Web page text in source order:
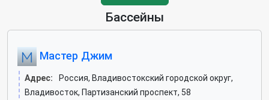
Бассейны
Мастер Джим
Адрес:
Россия, Владивостокский городской округ,
Владивосток, Партизанский проспект, 58